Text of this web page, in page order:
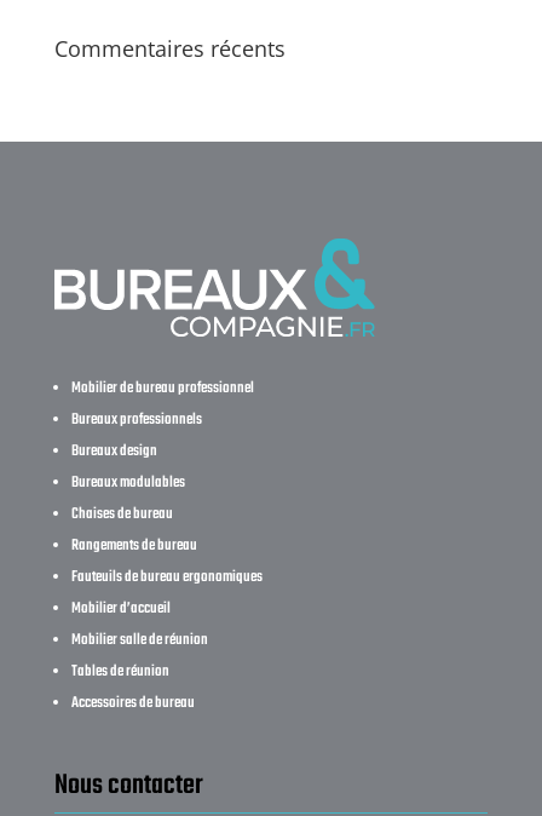
Commentaires récents
Mobilier de bureau professionnel
Bureaux professionnels
Bureaux design
Bureaux modulables
Chaises de bureau
Rangements de bureau
Fauteuils de bureau ergonomiques
Mobilier d’accueil
Mobilier salle de réunion
Tables de réunion
Accessoires de bureau
Nous contacter